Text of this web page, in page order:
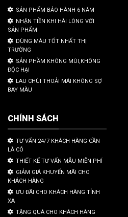
SẢN PHẨM BẢO HÀNH 6 NĂM
NHẬN TIỀN KHI HÀI LÒNG VỚI
SẢN PHẨM
DÙNG MÀU TỐT NHẤT THỊ
TRƯỜNG
SẢN PHẦM KHÔNG MÙI,KHÔNG
ĐỘC HẠI
LAU CHÙI THOẢI MÁI KHÔNG SỢ
BAY MÀU
CHÍNH SÁCH
TƯ VẤN 24/7 KHÁCH HÀNG CẦN
LÀ CÓ
THIẾT KẾ TƯ VẤN MẪU MIỄN PHÍ
GIẢM GIÁ KHUYẾN MÃI CHO
KHÁCH HÀNG
ƯU ĐÃI CHO KHÁCH HÀNG TỈNH
XA
TẶNG QUÀ CHO KHÁCH HÀNG